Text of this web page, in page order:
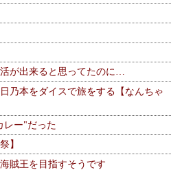
が出来ると思ってたのに…
乃本をダイスで旅をする【なんちゃ
レー"だった
】
賊王を目指すそうです